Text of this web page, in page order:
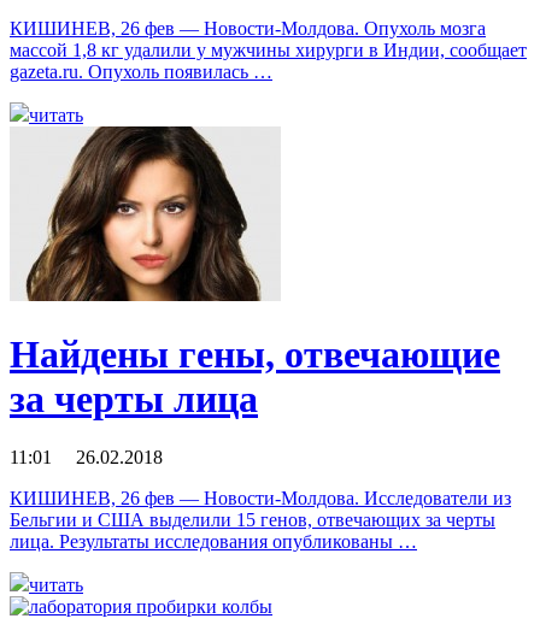
КИШИНЕВ, 26 фев — Новости-Молдова. Опухоль мозга
массой 1,8 кг удалили у мужчины хирурги в Индии, сообщает
gazeta.ru. Опухоль появилась …
читать
Найдены гены, отвечающие
за черты лица
11:01 26.02.2018
КИШИНЕВ, 26 фев — Новости-Молдова. Исследователи из
Бельгии и США выделили 15 генов, отвечающих за черты
лица. Результаты исследования опубликованы …
читать